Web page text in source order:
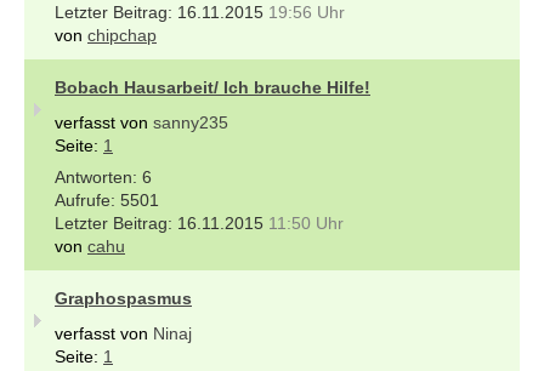
16.11.2015 19:56 Uhr
von chipchap
Bobach Hausarbeit/ Ich brauche Hilfe!
verfasst von sanny235
Seite: 1
6
5501
16.11.2015 11:50 Uhr
von cahu
Graphospasmus
verfasst von Ninaj
Seite: 1